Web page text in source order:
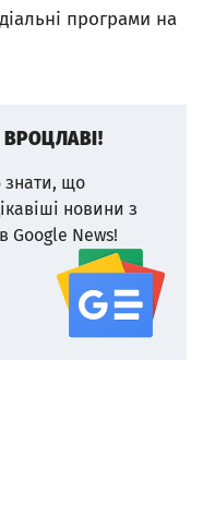
програми на
ВРОЦЛАВІ!
знати, що
новини з
Google News!
google news